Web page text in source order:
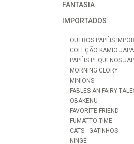
FANTASIA
IMPORTADOS
OUTROS PAPÉIS
COLEÇÃO KAMIO
PAPÉIS PEQUENOS
MORNING GLORY
MINIONS
FABLES AN FAIRY
OBAKENU
FAVORITE FRIEND
FUMATTO TIME
CATS - GATINHOS
NINGE